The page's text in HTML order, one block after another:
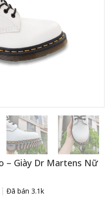
– Giày Dr Martens Nữ
Đã bán 3.1k